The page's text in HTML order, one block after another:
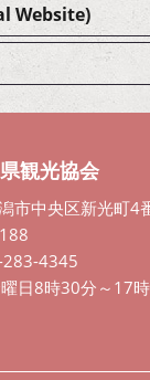
Website)
観光協会
市中央区新光町4
283-4345
日8時30分～17